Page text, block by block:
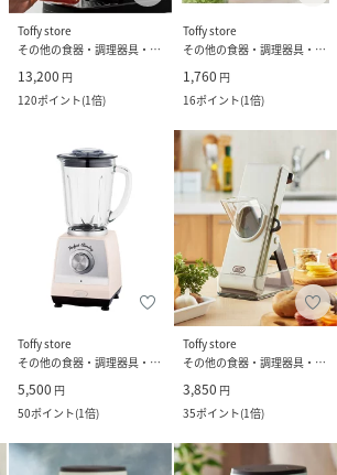
Toffy store
その他の食器・調理器具・キッチン用品
13,200 円
120ポイント(1倍)
Toffy store
その他の食器・調理器具・キッチン用品
1,760 円
16ポイント(1倍)
Toffy store
その他の食器・調理器具・キッチン用品
5,500 円
50ポイント(1倍)
Toffy store
その他の食器・調理器具・キッチン用品
3,850 円
35ポイント(1倍)